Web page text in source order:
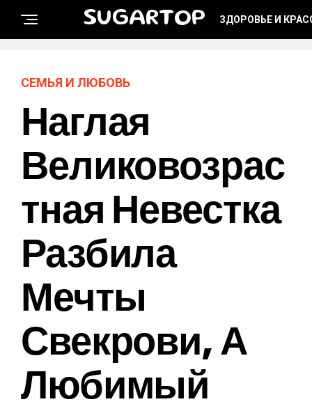
SUGARTOP ЗДОРОВЬЕ И
СЕМЬЯ И ЛЮБОВЬ
Наглая
Великовозрас
Тная Невестка
Разбила
Мечты
Свекрови, А
Любимый